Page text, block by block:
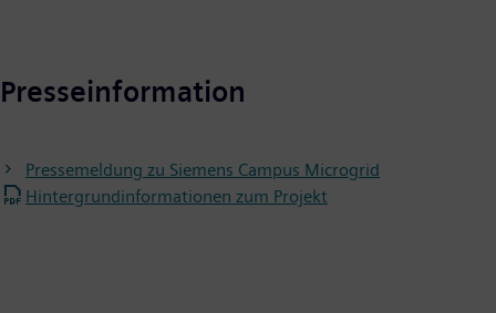
Presseinformation
Pressemeldung zu Siemens Campus Microgrid
Hintergrundinformationen zum Projekt